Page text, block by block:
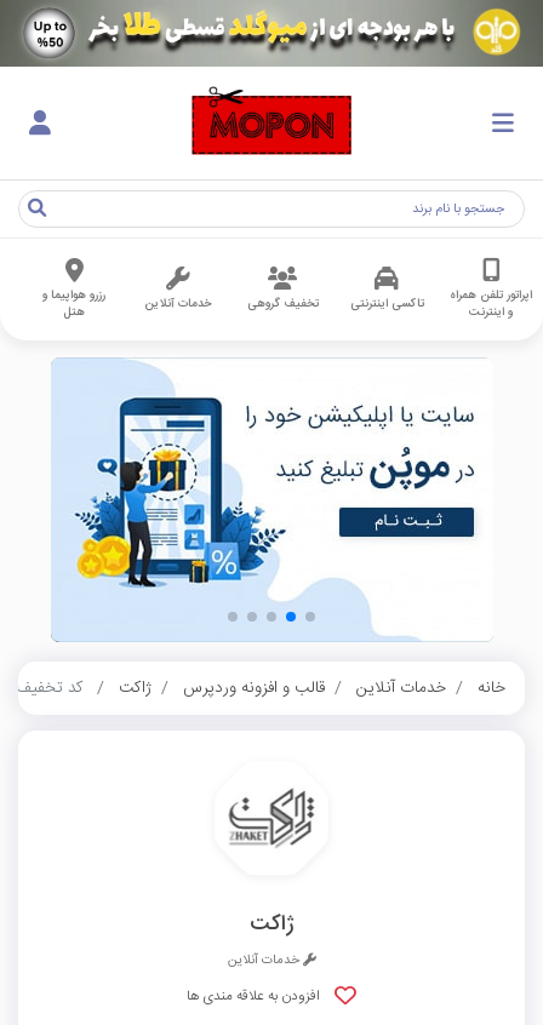
اپراتور تلفن همراه
و اینترنت
تاکسی اینترنتی تخفیف گروهی خدمات آنلاین
رزرو هواپیما و
هتل
خانه خدمات آنلاین قالب و افزونه وردپرس ژاکت کد تخفیف 40 درصدی ژاکت آکادمی
ژاکت
خدمات آنلاین
افزودن به علاقه مندی ها